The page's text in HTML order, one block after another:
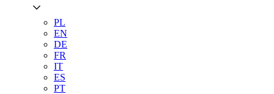
PL
EN
DE
FR
IT
ES
PT